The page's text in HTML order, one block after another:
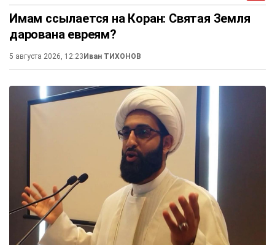
Имам ссылается на Коран: Святая Земля
дарована евреям?
5 августа 2026, 12:23Иван ТИХОНОВ